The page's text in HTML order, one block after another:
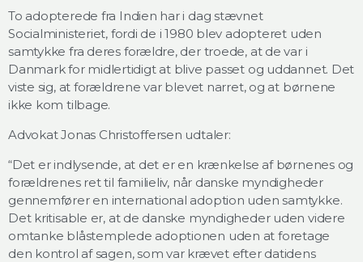
To adopterede fra Indien har i dag stævnet
Socialministeriet, fordi de i 1980 blev adopteret uden
samtykke fra deres forældre, der troede, at de var i
Danmark for midlertidigt at blive passet og uddannet. Det
viste sig, at forældrene var blevet narret, og at børnene
ikke kom tilbage.
Advokat Jonas Christoffersen udtaler:
“Det er indlysende, at det er en krænkelse af børnenes og
forældrenes ret til familieliv, når danske myndigheder
gennemfører en international adoption uden samtykke.
Det kritisable er, at de danske myndigheder uden videre
omtanke blåstemplede adoptionen uden at foretage
den kontrol af sagen, som var krævet efter datidens